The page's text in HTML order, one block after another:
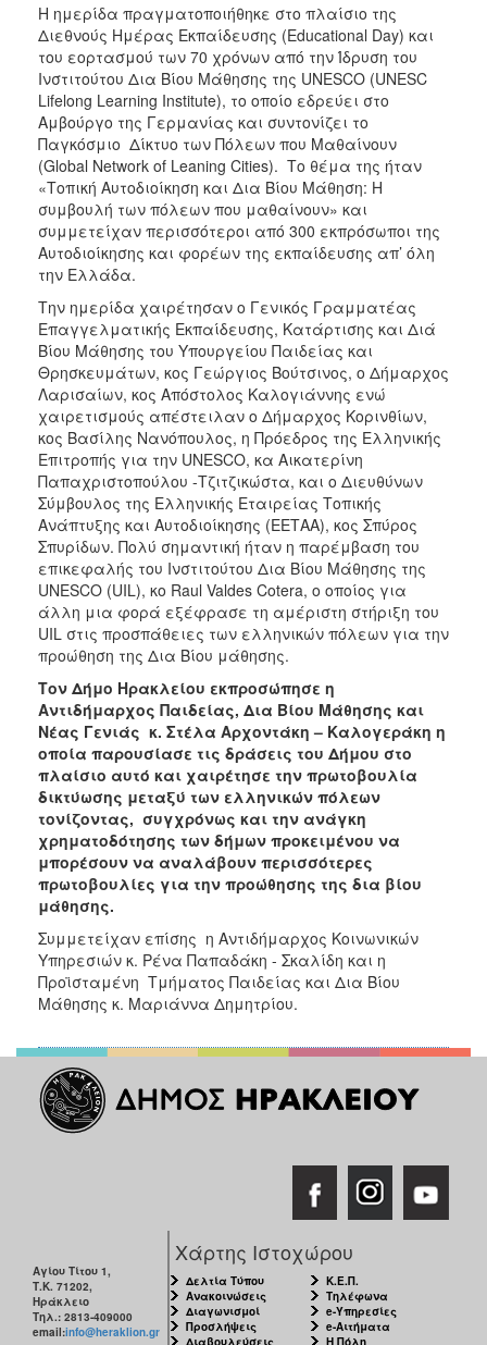
Η ημερίδα πραγματοποιήθηκε στο πλαίσιο της
Διεθνούς Ημέρας Εκπαίδευσης (Educational Day) και
του εορτασμού των 70 χρόνων από την Ίδρυση του
Ινστιτούτου Δια Βίου Μάθησης της UNESCO (UNESC
Lifelong Learning Institute), το οποίο εδρεύει στο
Αμβούργο της Γερμανίας και συντονίζει το
Παγκόσμιο Δίκτυο των Πόλεων που Μαθαίνουν
(Global Network of Leaning Cities). Το θέμα της ήταν
«Τοπική Αυτοδιοίκηση και Δια Βίου Μάθηση: Η
συμβουλή των πόλεων που μαθαίνουν» και
συμμετείχαν περισσότεροι από 300 εκπρόσωποι της
Αυτοδιοίκησης και φορέων της εκπαίδευσης απ’ όλη
την Ελλάδα.
Την ημερίδα χαιρέτησαν ο Γενικός Γραμματέας
Επαγγελματικής Εκπαίδευσης, Κατάρτισης και Διά
Βίου Μάθησης του Υπουργείου Παιδείας και
Θρησκευμάτων, κος Γεώργιος Βούτσινος, ο Δήμαρχος
Λαρισαίων, κος Απόστολος Καλογιάννης ενώ
χαιρετισμούς απέστειλαν ο Δήμαρχος Κορινθίων,
κος Βασίλης Νανόπουλος, η Πρόεδρος της Ελληνικής
Επιτροπής για την UNESCO, κα Αικατερίνη
Παπαχριστοπούλου -Τζιτζικώστα, και ο Διευθύνων
Σύμβουλος της Ελληνικής Εταιρείας Τοπικής
Ανάπτυξης και Αυτοδιοίκησης (ΕΕΤΑΑ), κος Σπύρος
Σπυρίδων. Πολύ σημαντική ήταν η παρέμβαση του
επικεφαλής του Ινστιτούτου Δια Βίου Μάθησης της
UNESCO (UIL), κο Raul Valdes Cotera, ο οποίος για
άλλη μια φορά εξέφρασε τη αμέριστη στήριξη του
UIL στις προσπάθειες των ελληνικών πόλεων για την
προώθηση της Δια Βίου μάθησης.
Τον Δήμο Ηρακλείου εκπροσώπησε η
Αντιδήμαρχος Παιδείας, Δια Βίου Μάθησης και
Νέας Γενιάς κ. Στέλα Αρχοντάκη – Καλογεράκη η
οποία παρουσίασε τις δράσεις του Δήμου στο
πλαίσιο αυτό και χαιρέτησε την πρωτοβουλία
δικτύωσης μεταξύ των ελληνικών πόλεων
τονίζοντας, συγχρόνως και την ανάγκη
χρηματοδότησης των δήμων προκειμένου να
μπορέσουν να αναλάβουν περισσότερες
πρωτοβουλίες για την προώθησης της δια βίου
μάθησης.
Συμμετείχαν επίσης η Αντιδήμαρχος Κοινωνικών
Υπηρεσιών κ. Ρένα Παπαδάκη - Σκαλίδη και η
Προϊσταμένη Τμήματος Παιδείας και Δια Βίου
Μάθησης κ. Μαριάννα Δημητρίου.
Αγίου Τίτου 1,
Τ.Κ. 71202,
Ηράκλειο
Τηλ.: 2813-409000
email:info@heraklion.gr
Χάρτης Ιστοχώρου
Δελτία Τύπου
Ανακοινώσεις
Διαγωνισμοί
Προσλήψεις
Διαβουλεύσεις
Κ.Ε.Π.
Τηλέφωνα
e-Υπηρεσίες
e-Αιτήματα
Η Πόλη